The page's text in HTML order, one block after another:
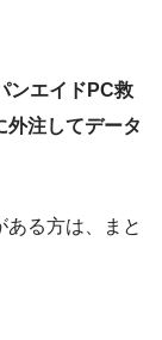
で復旧対応(出
ンエイドPC救
外注してデータ
る方は、まと